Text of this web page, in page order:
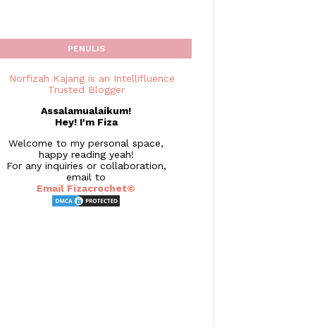
PENULIS
Assalamualaikum!
Hey! I'm Fiza
Welcome to my personal space,
happy reading yeah!
For any inquiries or collaboration,
email to
Email Fizacrochet©